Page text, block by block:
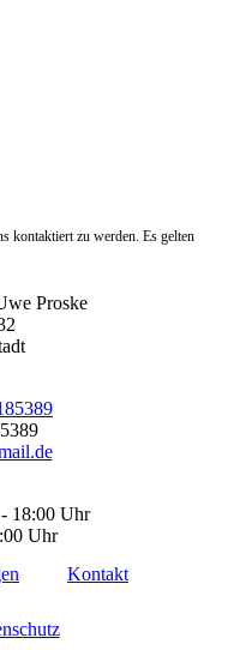
kontaktiert zu werden. Es gelten
Proske
18:00 Uhr
Uhr
Kontakt